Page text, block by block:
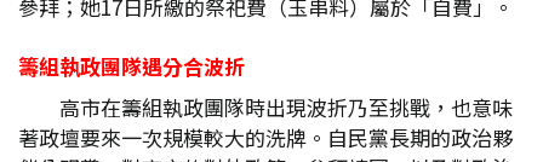
參拜；她17日所繳的祭祀費（玉串料）屬於「自費」。
籌組執政團隊遇分合波折
高市在籌組執政團隊時出現波折乃至挑戰，也意味
著政壇要來一次規模較大的洗牌。自民黨長期的政治夥